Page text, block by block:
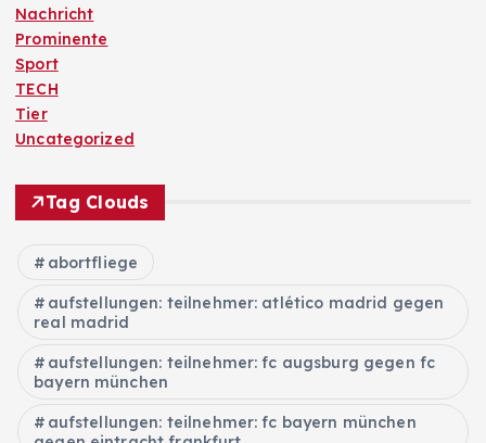
Nachricht
Prominente
Sport
TECH
Tier
Uncategorized
Tag Clouds
abortfliege
aufstellungen: teilnehmer: atlético madrid gegen
real madrid
aufstellungen: teilnehmer: fc augsburg gegen fc
bayern münchen
aufstellungen: teilnehmer: fc bayern münchen